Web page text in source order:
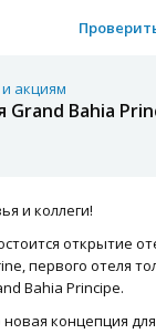
акциям
Bahia
и коллеги!
открытие
первого отеля
Bahia Principe.
концепция